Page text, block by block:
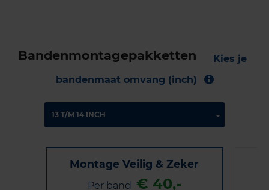
Bandenmontagepakketten
Kies je
bandenmaat omvang (inch)
Montage Veilig & Zeker
Per band € 40,-